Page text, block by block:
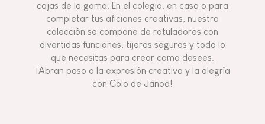
cajas de la gama. En el colegio, en casa o para
completar tus aficiones creativas, nuestra
colección se compone de rotuladores con
divertidas funciones, tijeras seguras y todo lo
que necesitas para crear como desees.
¡Abran paso a la expresión creativa y la alegría
con Colo de Janod!